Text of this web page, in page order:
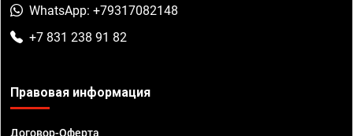
WhatsApp: +79317082148
+7 831 238 91 82
Правовая информация
Договор-Оферта